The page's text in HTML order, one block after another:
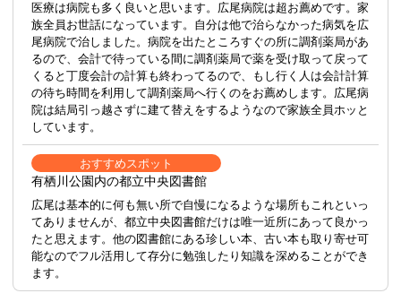
医療は病院も多く良いと思います。広尾病院は超お薦めです。家
族全員お世話になっています。自分は他で治らなかった病気を広
尾病院で治しました。病院を出たところすぐの所に調剤薬局があ
るので、会計で待っている間に調剤薬局で薬を受け取って戻って
くると丁度会計の計算も終わってるので、もし行く人は会計計算
の待ち時間を利用して調剤薬局へ行くのをお薦めします。広尾病
院は結局引っ越さずに建て替えをするようなので家族全員ホッと
しています。
おすすめスポット
有栖川公園内の都立中央図書館
広尾は基本的に何も無い所で自慢になるような場所もこれといっ
てありませんが、都立中央図書館だけは唯一近所にあって良かっ
たと思えます。他の図書館にある珍しい本、古い本も取り寄せ可
能なのでフル活用して存分に勉強したり知識を深めることができ
ます。